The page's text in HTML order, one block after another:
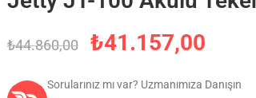
₺44.860,00 ₺41.157,00
Sorularınız mı var? Uzmanımıza Danışın